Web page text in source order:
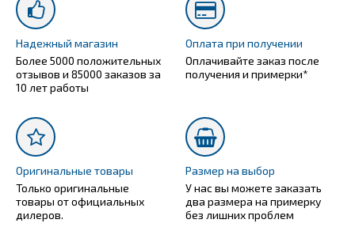
Надежный магазин
Более 5000 положительных
отзывов и 85000 заказов за
10 лет работы
Оплата при получении
Оплачивайте заказ после
получения и примерки*
Оригинальные товары
Только оригинальные
товары от официальных
дилеров.
Размер на выбор
У нас вы можете заказать
два размера на примерку
без лишних проблем